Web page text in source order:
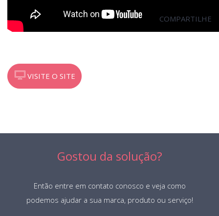
VISITE O SITE
COMPARTILHE
Gostou da solução?
Então entre em contato conosco e veja como
podemos ajudar a sua marca, produto ou serviço!